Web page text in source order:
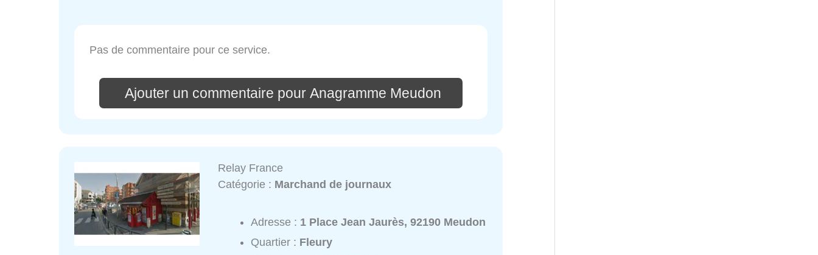
Pas de commentaire pour ce service.
Ajouter un commentaire pour Anagramme Meudon
Relay France
Catégorie : Marchand de journaux
Adresse : 1 Place Jean Jaurès, 92190 Meudon
Quartier : Fleury